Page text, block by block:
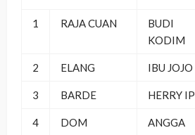
1 RAJA CUAN
BUDI
KODIM
2 ELANG IBU JOJO
3 BARDE HERRY IP
4 DOM ANGGA